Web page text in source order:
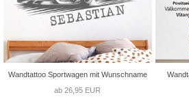
Wandtattoo Sportwagen mit Wunschname
ab 26,95 EUR